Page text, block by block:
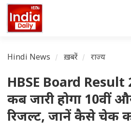
Hindi News ख़बरें राज्य
HBSE Board Result
कब जारी होगा 10वीं
रिजल्ट, जानें कैसे चेक